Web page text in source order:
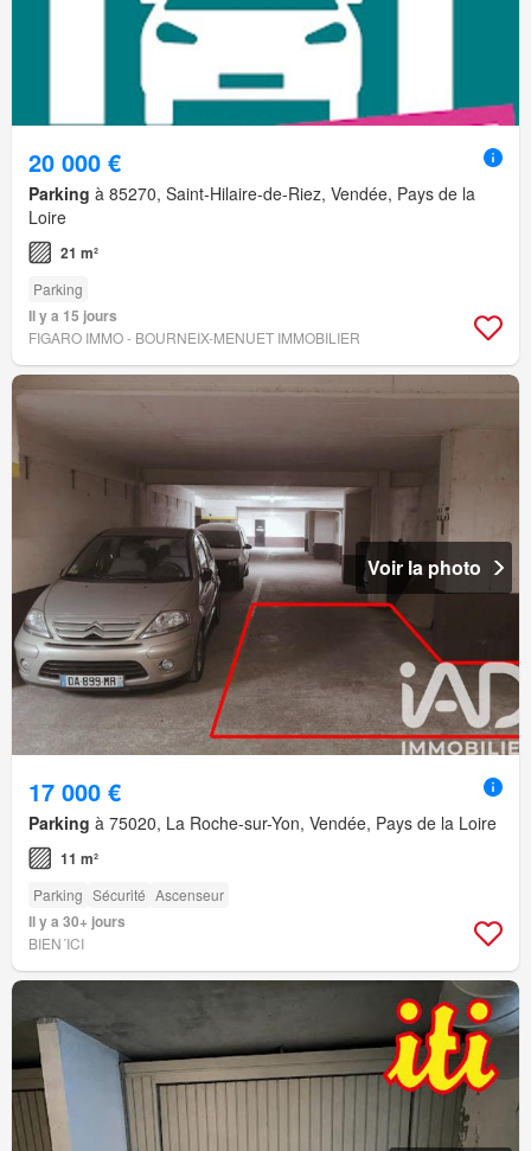
20 000 €
Parking à 85270, Saint-Hilaire-de-Riez, Vendée, Pays de la
Loire
21 m²
Parking
Il y a 15 jours
FIGARO IMMO - BOURNEIX-MENUET IMMOBILIER
Voir la photo
17 000 €
Parking à 75020, La Roche-sur-Yon, Vendée, Pays de la Loire
11 m²
Parking Sécurité Ascenseur
Il y a 30+ jours
BIEN´ICI